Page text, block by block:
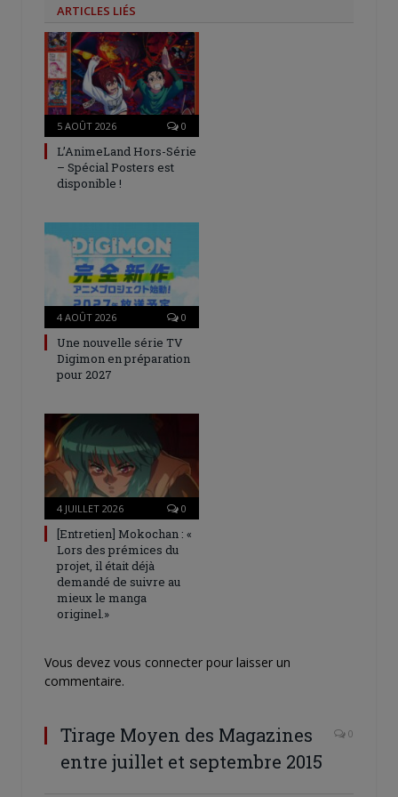
ARTICLES LIÉS
5 AOÛT 2026 0
L’AnimeLand Hors-Série
– Spécial Posters est
disponible !
4 AOÛT 2026 0
Une nouvelle série TV
Digimon en préparation
pour 2027
4 JUILLET 2026 0
[Entretien] Mokochan : «
Lors des prémices du
projet, il était déjà
demandé de suivre au
mieux le manga
originel.»
Vous devez vous connecter pour laisser un
commentaire.
Tirage Moyen des Magazines
entre juillet et septembre 2015
0